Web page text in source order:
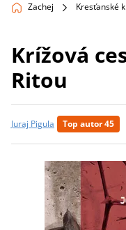
Zachej Kresťanské
Krížová
Ritou
Juraj Pigula Top autor 45